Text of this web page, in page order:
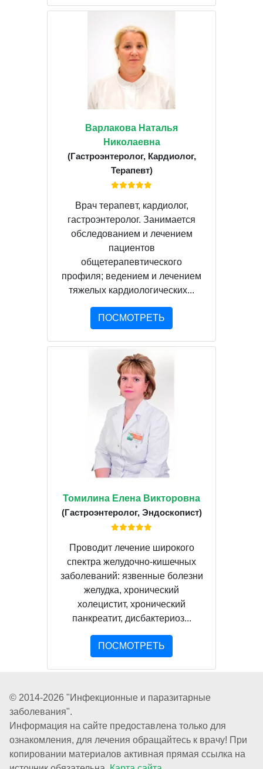
Варлакова Наталья
Николаевна
(Гастроэнтеролог, Кардиолог,
Терапевт)
Врач терапевт, кардиолог,
гастроэнтеролог. Занимается
обследованием и лечением
пациентов
общетерапевтического
профиля; ведением и лечением
тяжелых кардиологических...
ПОСМОТРЕТЬ
Томилина Елена Викторовна
(Гастроэнтеролог, Эндоскопист)
Проводит лечение широкого
спектра желудочно-кишечных
заболеваний: язвенные болезни
желудка, хронический
холецистит, хронический
панкреатит, дисбактериоз...
ПОСМОТРЕТЬ
© 2014-2026 "Инфекционные и паразитарные
заболевания".
Информация на сайте предоставлена только для
ознакомления, для лечения обращайтесь к врачу! При
копировании материалов активная прямая ссылка на